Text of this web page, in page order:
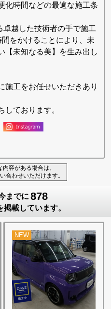
化時間などの最適な施工条
越した技術者の手で施工
をかけることにより、未
【未知なる美】を生み出し
施工をお任せいただきあり
しております。
容がある場合は、
合わせいただけます。
までに 878
載しています。
NEW